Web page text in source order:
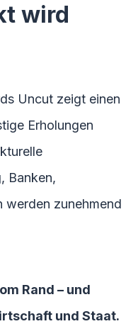
wird
Uncut zeigt einen
Erholungen
Banken,
werden zunehmend
Rand – und
und Staat.